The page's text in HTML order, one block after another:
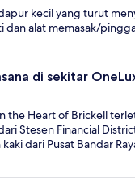
kecil yang turut
dan alat memasak/
di sekitar
the Heart of Brickell
Stesen Financial
dari Pusat Bandar